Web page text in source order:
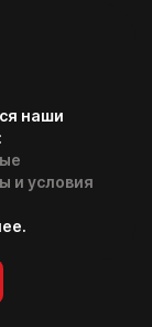
наши
и условия